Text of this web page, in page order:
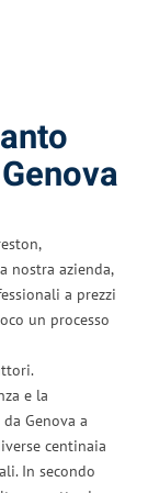
nostra azienda,
a prezzi
un processo
e la
Genova a
centinaia
In secondo